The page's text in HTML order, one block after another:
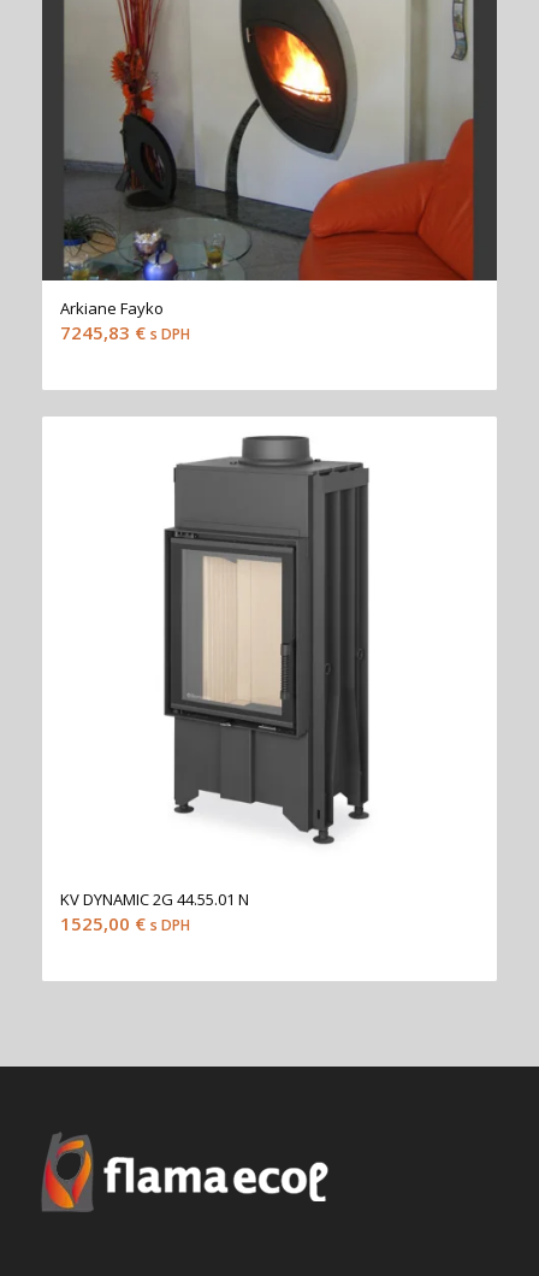
Arkiane Fayko
7245,83 € s DPH
KV DYNAMIC 2G 44.55.01 N
1525,00 € s DPH